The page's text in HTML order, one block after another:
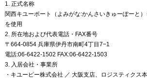
1. 正式名称
関西キユーポート（よみがな:かんさいきゅーぽーと
を使用
2. 所在地および代表電話・FAX番号
〒664-0854 兵庫県伊丹市南町4丁目7−1
電話:06-6422-1502 FAX:06-6422-1503
3. 入居会社・事業所
・キユーピー株式会社 ／ 大阪支店、ロジスティクス